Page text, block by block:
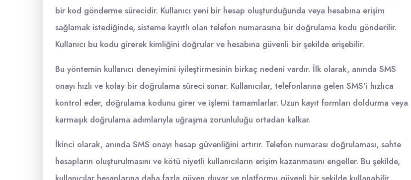
bir kod gönderme sürecidir. Kullanıcı yeni bir hesap oluşturduğunda veya hesabına erişim
sağlamak istediğinde, sisteme kayıtlı olan telefon numarasına bir doğrulama kodu gönderilir.
Kullanıcı bu kodu girerek kimliğini doğrular ve hesabına güvenli bir şekilde erişebilir.
Bu yöntemin kullanıcı deneyimini iyileştirmesinin birkaç nedeni vardır. İlk olarak, anında SMS
onayı hızlı ve kolay bir doğrulama süreci sunar. Kullanıcılar, telefonlarına gelen SMS'i hızlıca
kontrol eder, doğrulama kodunu girer ve işlemi tamamlarlar. Uzun kayıt formları doldurma veya
karmaşık doğrulama adımlarıyla uğraşma zorunluluğu ortadan kalkar.
İkinci olarak, anında SMS onayı hesap güvenliğini artırır. Telefon numarası doğrulaması, sahte
hesapların oluşturulmasını ve kötü niyetli kullanıcıların erişim kazanmasını engeller. Bu şekilde,